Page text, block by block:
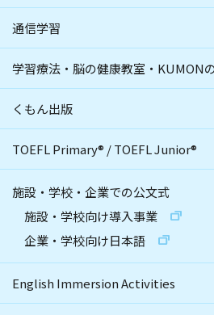
通信学習
学習療法・脳の健康教室・KUMON
くもん出版
TOEFL Primary® /TOEFL Junior®
施設・学校・企業での公文式
施設・学校向け導入事業
企業・学校向け日本語
English Immersion Activities